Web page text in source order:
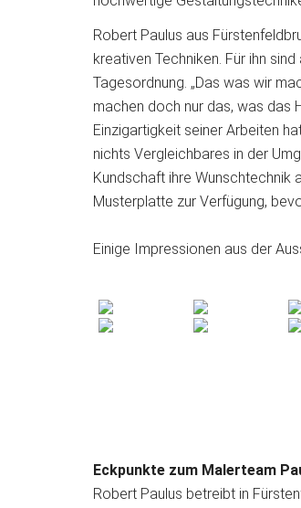
Robert Paulus aus
kreativen Techniken. Für ihn
Tagesordnung. „Das was wir
machen doch nur das, was das
Einzigartigkeit seiner Arbeiten
nichts Vergleichbares in der
Kundschaft ihre Wunschtechnik
Musterplatte zur Verfügung,
Einige Impressionen aus der
Eckpunkte zum Malerteam
Robert Paulus betreibt in